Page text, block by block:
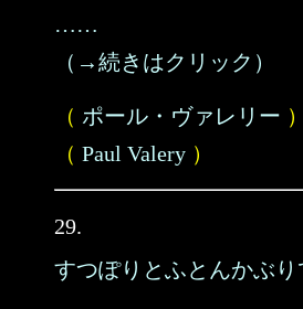
……
（→続きはクリック）
（ ポール・ヴァレリー ）
（ Paul Valery ）
29.
すつぽりとふとんかぶり